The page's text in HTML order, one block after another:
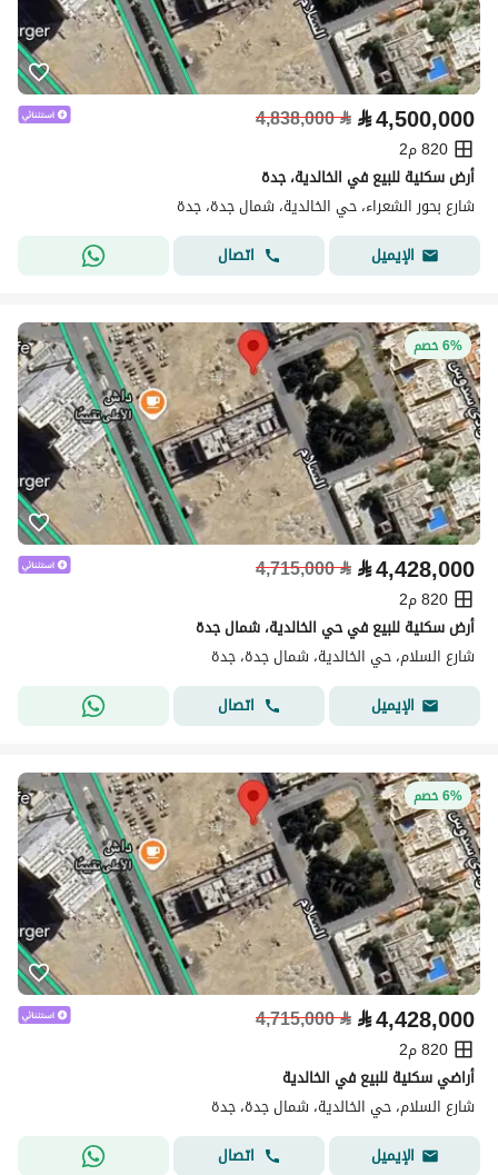
⃁4,500,000
⃁
4,838,000
820 م2
أرض سكنية للبيع في الخالدية، جدة
شارع بحور الشعراء، حي الخالدية، شمال جدة، جدة
الإيميل
اتصال
6% خصم
⃁4,428,000
⃁
4,715,000
820 م2
أرض سكنية للبيع في حي الخالدية، شمال جدة
شارع السلام، حي الخالدية، شمال جدة، جدة
الإيميل
اتصال
6% خصم
⃁4,428,000
⃁
4,715,000
820 م2
أراضي سكنية للبيع في الخالدية
شارع السلام، حي الخالدية، شمال جدة، جدة
الإيميل
اتصال